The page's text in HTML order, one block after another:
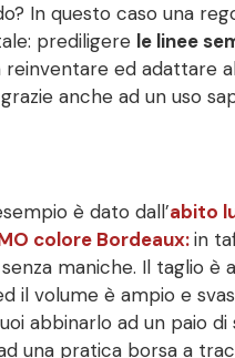
In questo caso una
prediligere le linee
reinventare ed adattare
anche ad un uso
è dato dall’abito
colore Bordeaux:in
maniche. Il taglio è
il volume è ampio e
abbinarlo ad un paio di
una pratica borsa a